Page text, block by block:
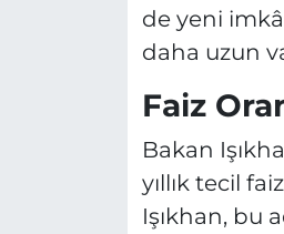
de yeni
daha uzun
Faiz
Bakan
yıllık tecil
Işıkhan, bu